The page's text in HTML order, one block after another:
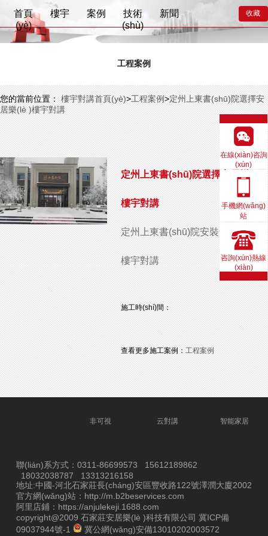
首頁
(yè)
樓宇 案例
技術
(shù)
新聞 收藏
工程案例
您的當前位置：樓宇對講首頁(yè)>工程案例>定州上東書(shū)院選擇安
居樂(lè )樓宇對講
定州上東書(shū)院選擇安居樂(lè )
樓宇對講
定州上東書(shū)院安裝安居樂(lè )
樓宇對講
施工時(shí)間：
查看更多施工案例：工程案例
非可視 云對講 智能家居
聯(lián)系方式：0311-86699573 15612189862
18032038787 13313216158
地址:中國-河北石家莊長(cháng)安區豐收路122號澤潤大廈2002
官方網(wǎng)站： http://m.b2beservices.com
阿里店鋪： https://anjulekeji.1688.com
copyright@2009 石家莊安居樂(lè )科技有限公司 冀ICP備
09037944號-1
冀公網(wǎng)安備13010202003572
在線(xiàn)咨詢
(xún)
手機網(wǎng)
站
咨詢(xún)熱線
(xiàn)